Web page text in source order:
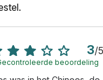
3/5
beoordeling